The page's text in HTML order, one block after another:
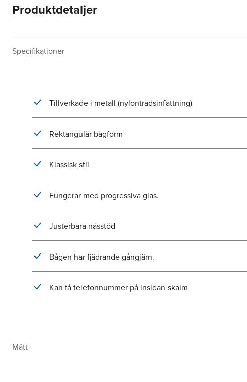
Produktdetaljer
Specifikationer
Tillverkade i metall (nylontrådsinfattning)
Rektangulär bågform
Klassisk stil
Fungerar med progressiva glas.
Justerbara nässtöd
Bågen har fjädrande gångjärn.
Kan få telefonnummer på insidan skalm
Mått